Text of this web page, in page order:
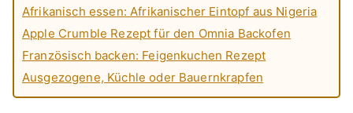
Afrikanisch essen: Afrikanischer Eintopf aus Nigeria
Apple Crumble Rezept für den Omnia Backofen
Französisch backen: Feigenkuchen Rezept
Ausgezogene, Küchle oder Bauernkrapfen